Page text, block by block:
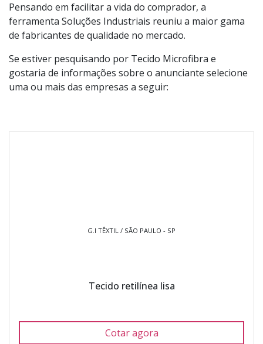
Pensando em facilitar a vida do comprador, a
ferramenta Soluções Industriais reuniu a maior gama
de fabricantes de qualidade no mercado.
Se estiver pesquisando por Tecido Microfibra e
gostaria de informações sobre o anunciante selecione
uma ou mais das empresas a seguir:
G.I TÊXTIL / SÃO PAULO - SP
Tecido retilínea lisa
Cotar agora